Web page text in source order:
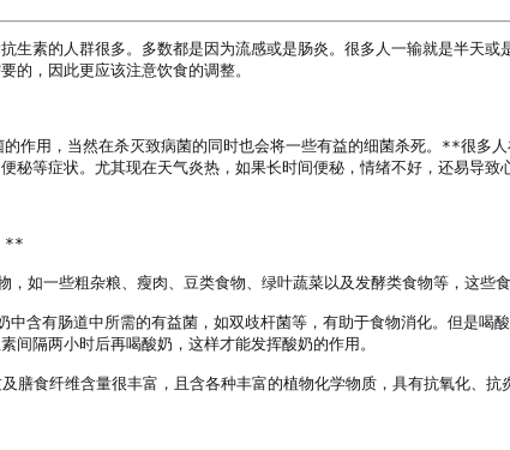
生素的人群很多。多数都是因为流感或是肠炎。很多人一输就是半天
的，因此更应该注意饮食的调整。
作用，当然在杀灭致病菌的同时也会将一些有益的细菌杀死。**很多
秘等症状。尤其现在天气炎热，如果长时间便秘，情绪不好，还易导致
**
如一些粗杂粮、瘦肉、豆类食物、绿叶蔬菜以及发酵类食物等，这些
含有肠道中所需的有益菌，如双歧杆菌等，有助于食物消化。但是喝
间隔两小时后再喝酸奶，这样才能发挥酸奶的作用。
食纤维含量很丰富，且含各种丰富的植物化学物质，具有抗氧化、